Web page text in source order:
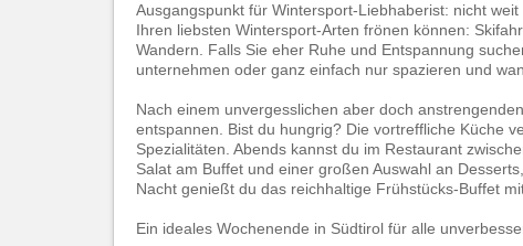
Ausgangspunkt für Wintersport-Liebhaberist: nicht
Ihren liebsten Wintersport-Arten frönen können:
Wandern. Falls Sie eher Ruhe und Entspannung
unternehmen oder ganz einfach nur spazieren und
Nach einem unvergesslichen aber doch
entspannen. Bist du hungrig? Die vortreffliche Küche
Spezialitäten. Abends kannst du im Restaurant
Salat am Buffet und einer großen Auswahl an
Nacht genießt du das reichhaltige Frühstücks-Buffet
Ein ideales Wochenende in Südtirol für alle